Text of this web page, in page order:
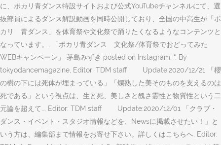
に、ポカリ青ダンス特設サイトおよび公式YouTubeチャンネルにて、選
抜部員によるダンス解説動画を同時公開しており、全国の中高生が「ポ
カリ 青ダンス」を体育祭や文化祭で踊りたくなるようなコンテンツと
なっています。, 「ポカリ青ダンス 文化祭/体育祭でおどってみた
WEBキャンペーン」 茅島みずき posted on Instagram: “. By
tokyodancemagazine, Editor: TDM staff Update:2020/12/21 「櫻
の樹の下には死体が埋まっている」「爛熟した美そのものを支えるのは
死である」という視点は、生と死、美しさと醜さ霊性と物質性という二
元論を超えて…, Editor: TDM staff Update:2020/12/01 「クラブ・
ダンス・イベント・スタジオ情報などを、Newsに掲載させたい！」と
いう方は、編集部まで情報をお寄せ下さい。詳しくはこちらへ, Editor: